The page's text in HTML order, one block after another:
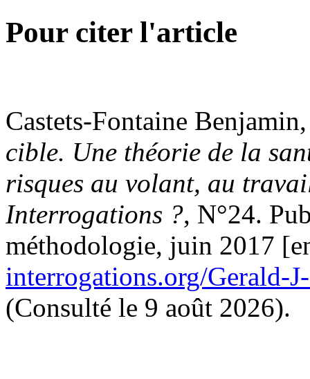
Pour citer l'article
Castets-Fontaine
cible. Une théorie de la
risques au volant, au
Interrogations ?, N°24.
méthodologie, juin 2017
interrogations.org/Gerald-
(Consulté le 9 août 2026).